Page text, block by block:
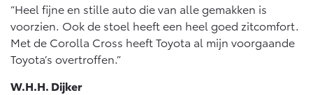
Vanaf € 37.500,- Vanaf € 55.950,-
OOK ALS BATTERIJ-
“Heel fijne en stille auto die van alle gemakken is
voorzien. Ook de stoel heeft een heel goed zitcomfort.
Met de Corolla Cross heeft Toyota al mijn voorgaande
Toyota’s overtroffen.”
W.H.H. Dijker